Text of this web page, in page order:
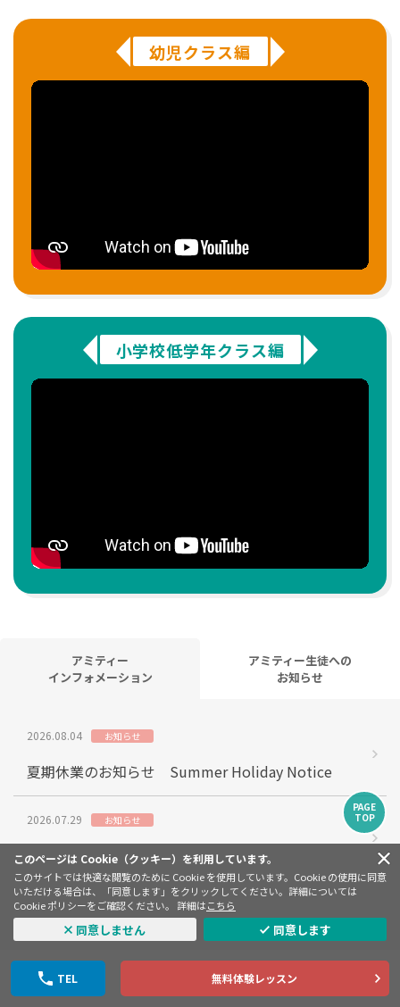
このページは Cookie（クッキー）を利用しています。
このサイトでは快適な閲覧のために Cookie を使用しています。Cookie の使用に同意
いただける場合は、「同意します」をクリックしてください。詳細については
Cookie ポリシーをご確認ください。 詳細はこちら
同意しません 同意します
TEL 無料体験レッスン
幼児クラス編
小学校低学年クラス編
アミティー
インフォメーション
アミティー生徒への
お知らせ
2026.08.04 お知らせ
夏期休業のお知らせ Summer Holiday Notice
2026.07.29 お知らせ
英語で絵本読み聞かせ会
2026.07.28 緊急連絡
〈本日7/28のレッスン中止のお知らせ〉熊本水前
2026.07.28
PAGE
TOP